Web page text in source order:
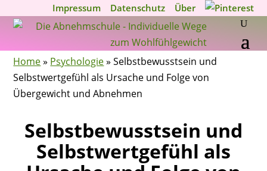
Impressum Datenschutz Über
Home» Psychologie»Selbstbewusstsein und
Selbstwertgefühl als Ursache und Folge von
Übergewicht und Abnehmen
Selbstbewusstsein und
Selbstwertgefühl als